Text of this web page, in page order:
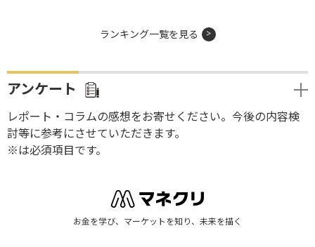
ランキング一覧を見る
アンケート
レポート・コラムの感想をお寄せください。今後の内容検
討等に参考にさせていただきます。
※は必須項目です。
お金を学び、マーケットを知り、未来を描く